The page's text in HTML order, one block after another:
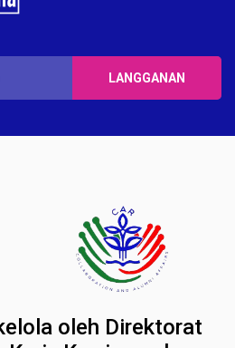
oleh Direktorat